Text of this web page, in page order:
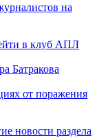
на
в клуб АПЛ
Батракова
от поражения
новости раздела